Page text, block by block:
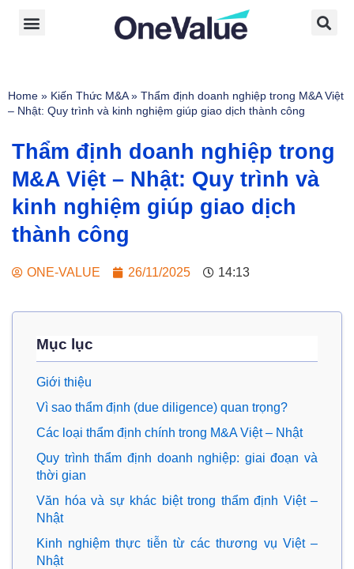
Home » Kiến Thức M&A» Thẩm định doanh nghiệp trong M&A Việt
– Nhật: Quy trình và kinh nghiệm giúp giao dịch thành công
Thẩm định doanh nghiệp trong
M&A Việt – Nhật: Quy trình và
kinh nghiệm giúp giao dịch
thành công
ONE-VALUE 26/11/2025 14:13
Mục lục
Giới thiệu
Vì sao thẩm định (due diligence) quan trọng?
Các loại thẩm định chính trong M&A Việt – Nhật
Quy trình thẩm định doanh nghiệp: giai đoạn và
thời gian
Văn hóa và sự khác biệt trong thẩm định Việt –
Nhật
Kinh nghiệm thực tiễn từ các thương vụ Việt –
Nhật